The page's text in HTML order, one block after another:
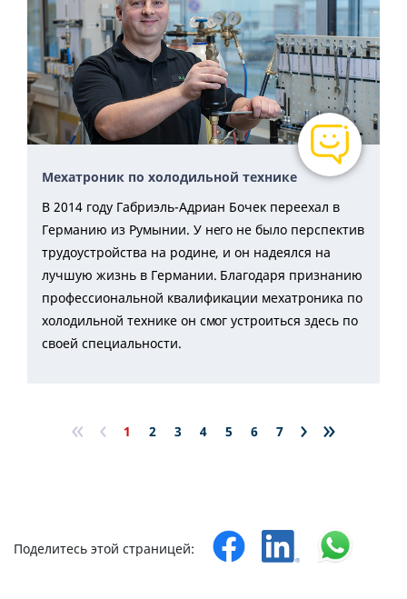
Мехатроник по холодильной технике
В 2014 году Габриэль-Адриан Бочек переехал в
Германию из Румынии. У него не было перспектив
трудоустройства на родине, и он надеялся на
лучшую жизнь в Германии. Благодаря признанию
профессиональной квалификации мехатроника по
холодильной технике он смог устроиться здесь по
своей специальности.
« ‹ 1 2 3 4 5 6 7 › »
Поделитесь этой страницей: